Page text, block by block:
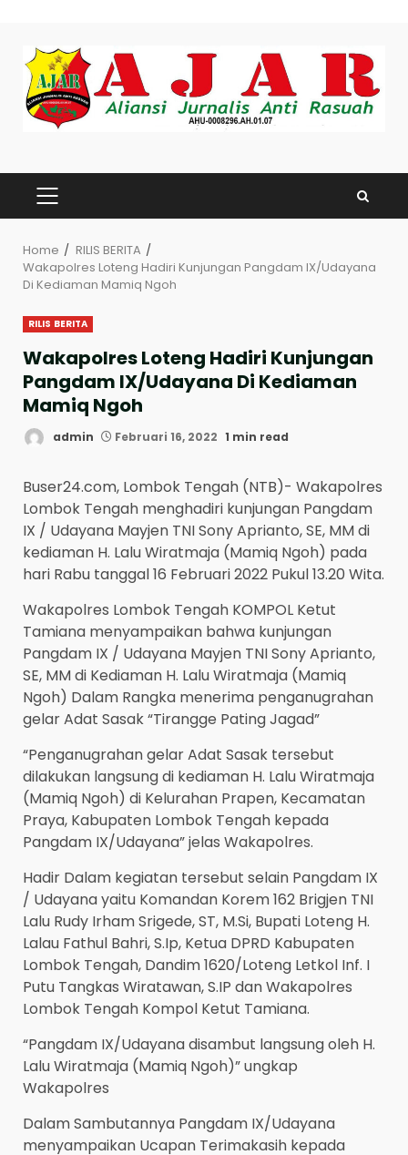
content
PRIMARY
MENU
Home
RILIS BERITA
Wakapolres Loteng Hadiri Kunjungan Pangdam IX/Udayana
Di Kediaman Mamiq Ngoh
RILIS BERITA
Wakapolres Loteng Hadiri Kunjungan
Pangdam IX/Udayana Di Kediaman
Mamiq Ngoh
admin Februari 16, 2022 1 min read
Buser24.com, Lombok Tengah (NTB)- Wakapolres
Lombok Tengah menghadiri kunjungan Pangdam
IX / Udayana Mayjen TNI Sony Aprianto, SE, MM di
kediaman H. Lalu Wiratmaja (Mamiq Ngoh) pada
hari Rabu tanggal 16 Februari 2022 Pukul 13.20 Wita.
Wakapolres Lombok Tengah KOMPOL Ketut
Tamiana menyampaikan bahwa kunjungan
Pangdam IX / Udayana Mayjen TNI Sony Aprianto,
SE, MM di Kediaman H. Lalu Wiratmaja (Mamiq
Ngoh) Dalam Rangka menerima penganugrahan
gelar Adat Sasak “Tirangge Pating Jagad”
“Penganugrahan gelar Adat Sasak tersebut
dilakukan langsung di kediaman H. Lalu Wiratmaja
(Mamiq Ngoh) di Kelurahan Prapen, Kecamatan
Praya, Kabupaten Lombok Tengah kepada
Pangdam IX/Udayana” jelas Wakapolres.
Hadir Dalam kegiatan tersebut selain Pangdam IX
/ Udayana yaitu Komandan Korem 162 Brigjen TNI
Lalu Rudy Irham Srigede, ST, M.Si, Bupati Loteng H.
Lalau Fathul Bahri, S.Ip, Ketua DPRD Kabupaten
Lombok Tengah, Dandim 1620/Loteng Letkol Inf. I
Putu Tangkas Wiratawan, S.IP dan Wakapolres
Lombok Tengah Kompol Ketut Tamiana.
“Pangdam IX/Udayana disambut langsung oleh H.
Lalu Wiratmaja (Mamiq Ngoh)” ungkap
Wakapolres
Dalam Sambutannya Pangdam IX/Udayana
menyampaikan Ucapan Terimakasih kepada